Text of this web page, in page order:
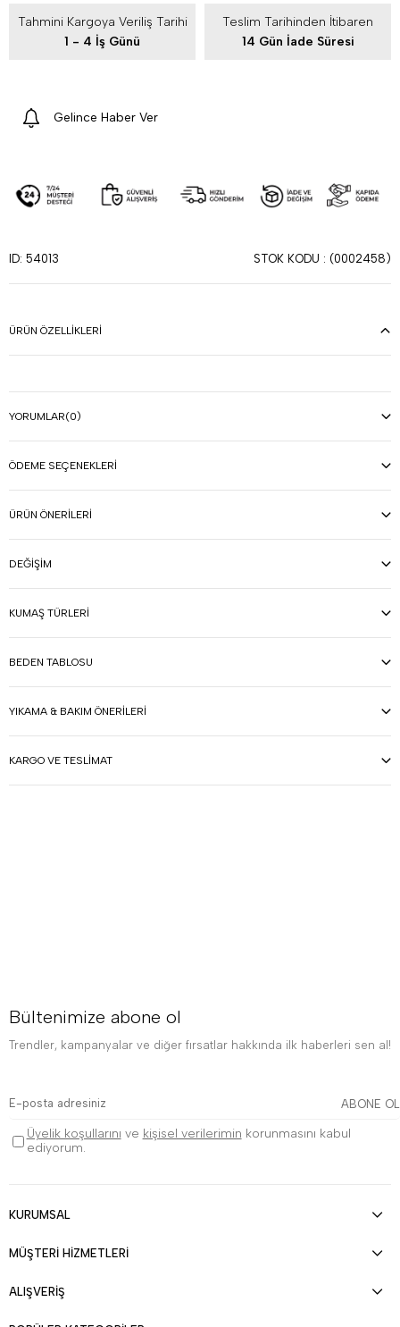
Tahmini Kargoya Veriliş Tarihi
1 - 4 İş Günü
Teslim Tarihinden İtibaren
14 Gün İade Süresi
Gelince Haber Ver
ID: 54013 STOK KODU (0002458)
ÜRÜN ÖZELLIKLERI
YORUMLAR(0)
ÖDEME SEÇENEKLERI
ÜRÜN ÖNERILERI
DEĞIŞIM
KUMAŞ TÜRLERI
BEDEN TABLOSU
YIKAMA & BAKIM ÖNERILERI
KARGO VE TESLIMAT
Bültenimize abone ol
Trendler, kampanyalar ve diğer fırsatlar hakkında ilk haberleri sen al!
ABONE OL
Üyelik koşullarını ve kişisel verilerimin korunmasını kabul
ediyorum.
KURUMSAL
MÜŞTERİ HİZMETLERİ
ALIŞVERİŞ